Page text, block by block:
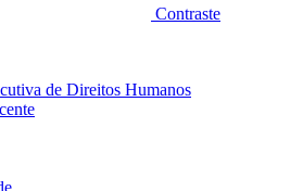
Contraste
de Direitos Humanos